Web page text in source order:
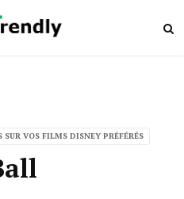
SUR VOS FILMS DISNEY PRÉFÉRÉS